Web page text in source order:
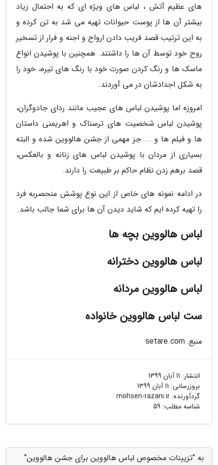
های عظیم آتش ، لباس های ویژه ای که به احتمال زیاد
بیشتر آن ها از پوست حیوانات تهیه می شد به تن کرده و
به این ترتیب قصد فریب دادن ارواح و اجنه و فرار از تسخیر
روح خود توسط آن ها را داشتند. همچنین با پوشیدن انواع
ماسک ها و رنگ کردن صورت خود با رنگ های تیره، خود را
به شکل اجدادشان در می آوردند.
امروزه اما پوشیدن لباس های عجیب مانند ردای جادوگران،
پوشیدن لباس شخصیت های ترسناک و اهریمنی داستان
ها و فیلم ها و ... جز مهمی از جشن هالووین شده و البته
بسیاری از مردان با پوشیدن لباس های زنانه و بالعکس،
قصد برهم زدن نظام حاکم بر طبیعت را دارند.
در ادامه نمونه های خاص از این نوع پوشش منحصربه فرد
را تهیه کرده ایم که شاید دیدن آن ها برای شما جالب باشد.
لباس هالووین بچه ها
لباس هالووین دخترانه
لباس هالووین مردانه
ست لباس هالووین خانواده
منبع: setare.com
انتشار: 11 آبان 1399
بروزرسانی: 11 آبان 1399
گردآورنده: mohsen-razani.ir
شناسه مطلب: 59
به "تزیینات مخصوص لباس هالووین برای جشن هالووین"